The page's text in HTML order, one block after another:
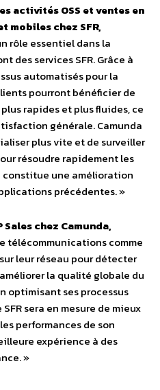
activités OSS et ventes en
mobiles chez SFR,
rôle essentiel dans la
des services SFR. Grâce à
automatisés pour la
pourront bénéficier de
rapides et plus fluides, ce
générale. Camunda
plus vite et de surveiller
résoudre rapidement les
constitue une amélioration
précédentes. »
chez Camunda,
télécommunications comme
leur réseau pour détecter
la qualité globale du
optimisant ses processus
sera en mesure de mieux
performances de son
expérience à des
»